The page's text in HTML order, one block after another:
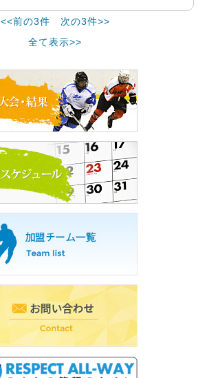
<<前の3件
次の3件>>
全て表示>>